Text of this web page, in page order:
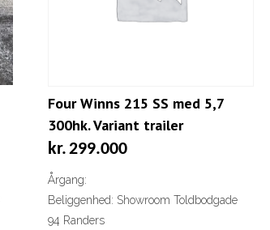
Four Winns 215 SS med 5,7
300hk. Variant trailer
kr.299.000
Årgang:
Beliggenhed: Showroom Toldbodgade
94 Randers